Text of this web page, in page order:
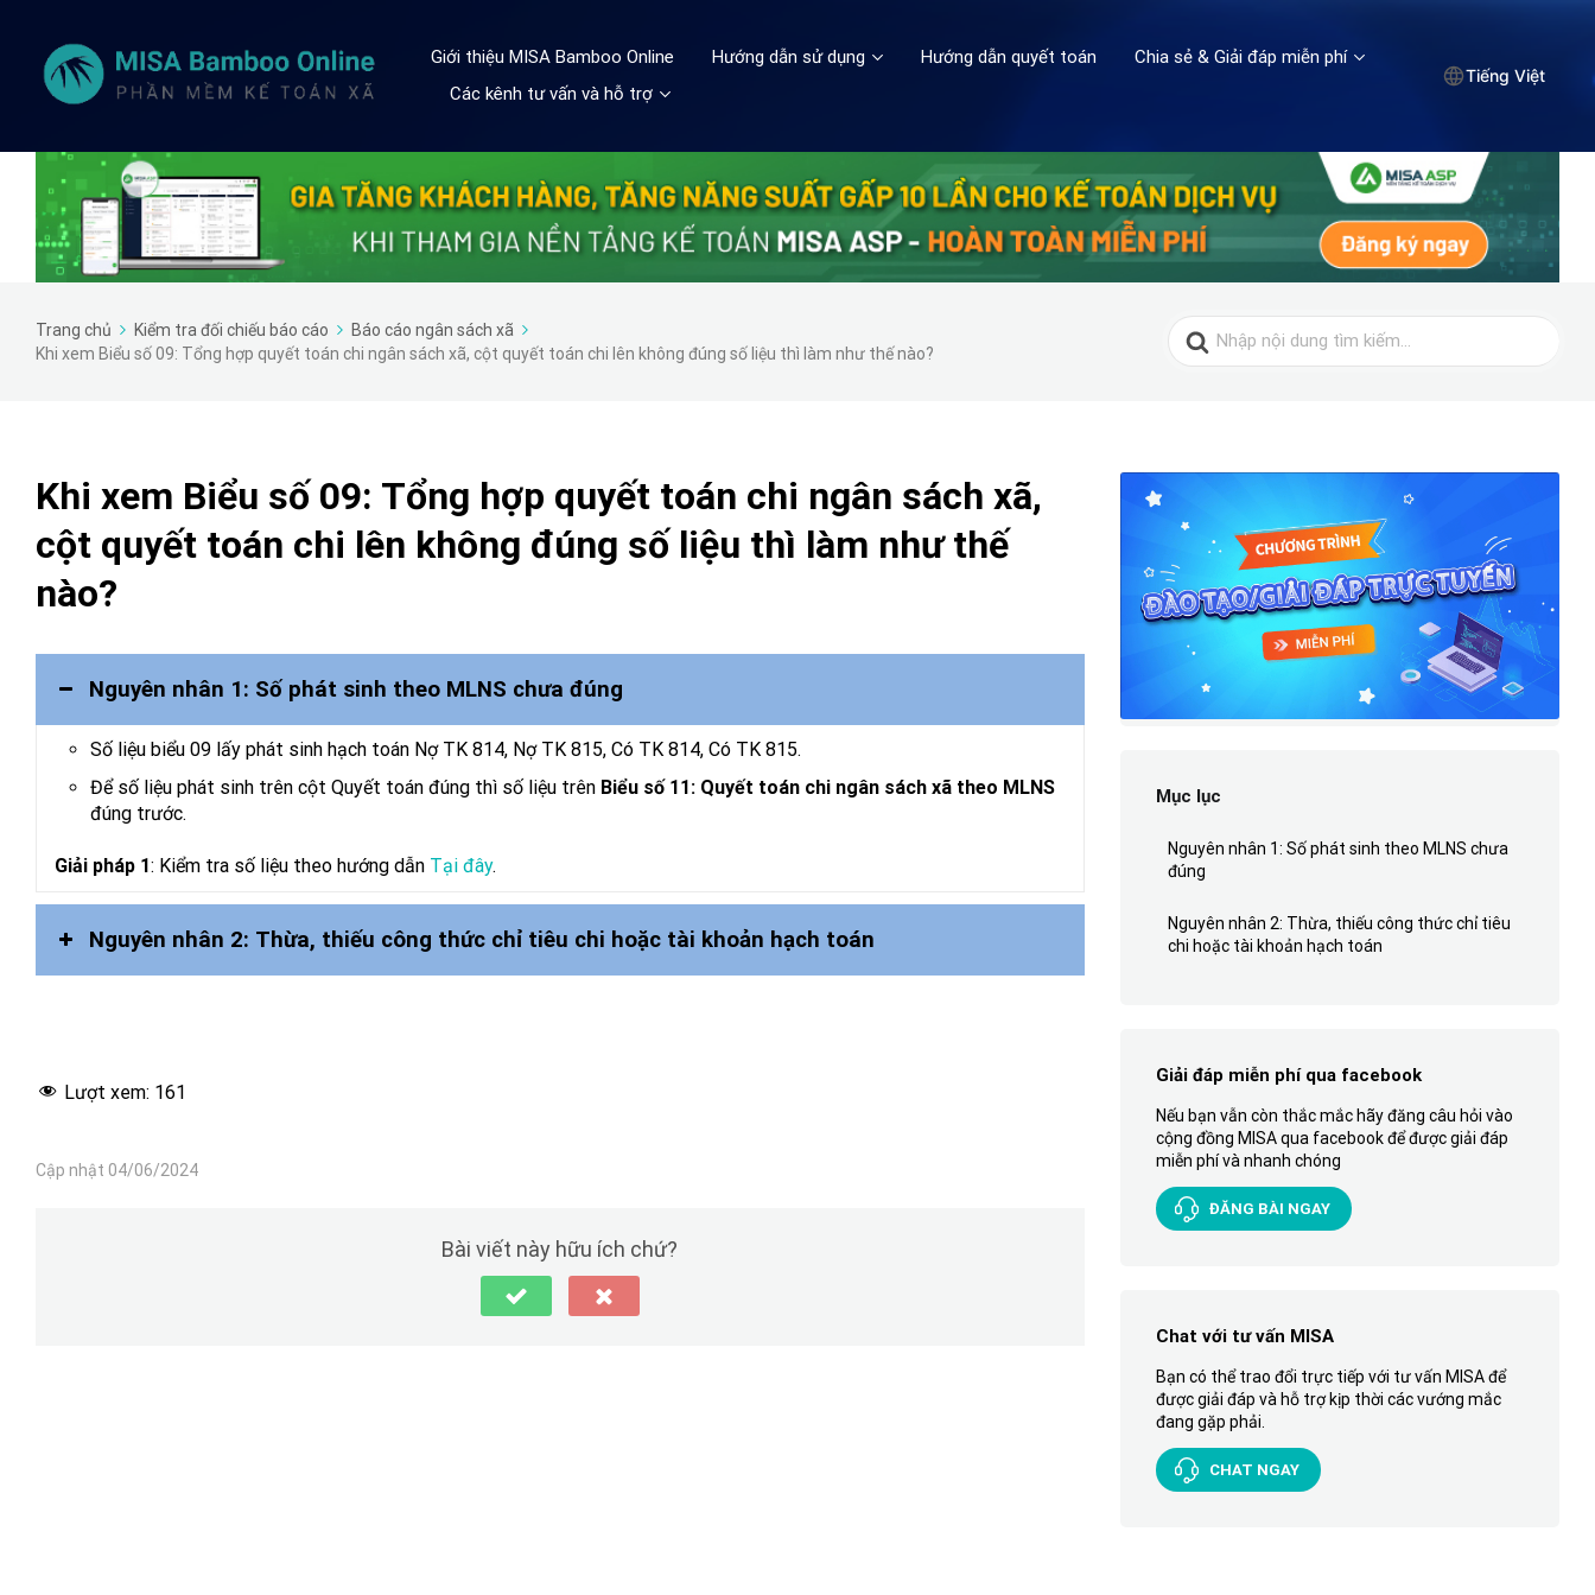
Giới thiệu MISA Bamboo Online Hướng dẫn sử dụng Hướng dẫn quyết toán
Chia sẻ & Giải đáp miễn phí
Các kênh tư vấn và hỗ trợ
Tiếng Việt
Trang chủ Kiểm tra đối chiếu báo cáo
Báo cáo ngân sách xã
Khi xem Biểu số 09: Tổng hợp quyết toán chi ngân sách xã, cột quyết toán chi lên không đúng số liệu thì làm như thế nào?
Search
for:
Khi xem Biểu số 09: Tổng hợp quyết toán chi ngân sách xã,
cột quyết toán chi lên không đúng số liệu thì làm như thế
nào?
Nguyên nhân 1: Số phát sinh theo MLNS chưa đúng
Số liệu biểu 09 lấy phát sinh hạch toán Nợ TK 814, Nợ TK 815, Có TK 814, Có TK 815.
Để số liệu phát sinh trên cột Quyết toán đúng thì số liệu trên Biểu số 11: Quyết toán chi ngân sách xã theo MLNS
đúng trước.
Giải pháp 1: Kiểm tra số liệu theo hướng dẫn Tại đây.
Nguyên nhân 2: Thừa, thiếu công thức chỉ tiêu chi hoặc tài khoản hạch toán
Lượt xem: 161
Cập nhật 04/06/2024
Bài viết này hữu ích chứ?
Mục lục
Nguyên nhân 1: Số phát sinh theo MLNS chưa
đúng
Nguyên nhân 2: Thừa, thiếu công thức chỉ tiêu
chi hoặc tài khoản hạch toán
Giải đáp miễn phí qua facebook
Nếu bạn vẫn còn thắc mắc hãy đăng câu hỏi vào
cộng đồng MISA qua facebook để được giải đáp
miễn phí và nhanh chóng
ĐĂNG BÀI NGAY
Chat với tư vấn MISA
Bạn có thể trao đổi trực tiếp với tư vấn MISA để
được giải đáp và hỗ trợ kịp thời các vướng mắc
đang gặp phải.
CHAT NGAY